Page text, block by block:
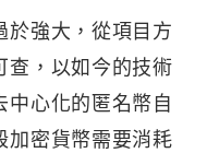
於強大，從項目方
查，以如今的技術
中心化的匿名幣自
加密貨幣需要消耗